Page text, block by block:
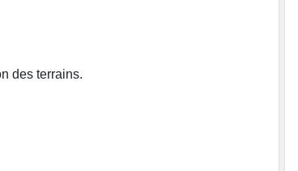
des terrains.